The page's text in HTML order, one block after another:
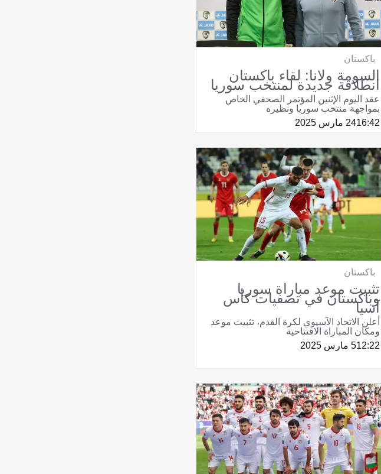
باكستان
السومة ولانا: لقاء باكستان
انطلاقة جديدة لمنتخب سوريا
عقد اليوم الإثنين المؤتمر الصحفي الخاص
بمواجهة منتخب سوريا ونظيره
16:4224 مارس 2025
باكستان
تثبيت موعد مباراة سوريا
وباكستان في تصفيات كأس
آسيا
أعلن الاتحاد الآسيوي لكرة القدم، تثبيت موعد
ومكان المباراة الافتتاحية
12:225 مارس 2025